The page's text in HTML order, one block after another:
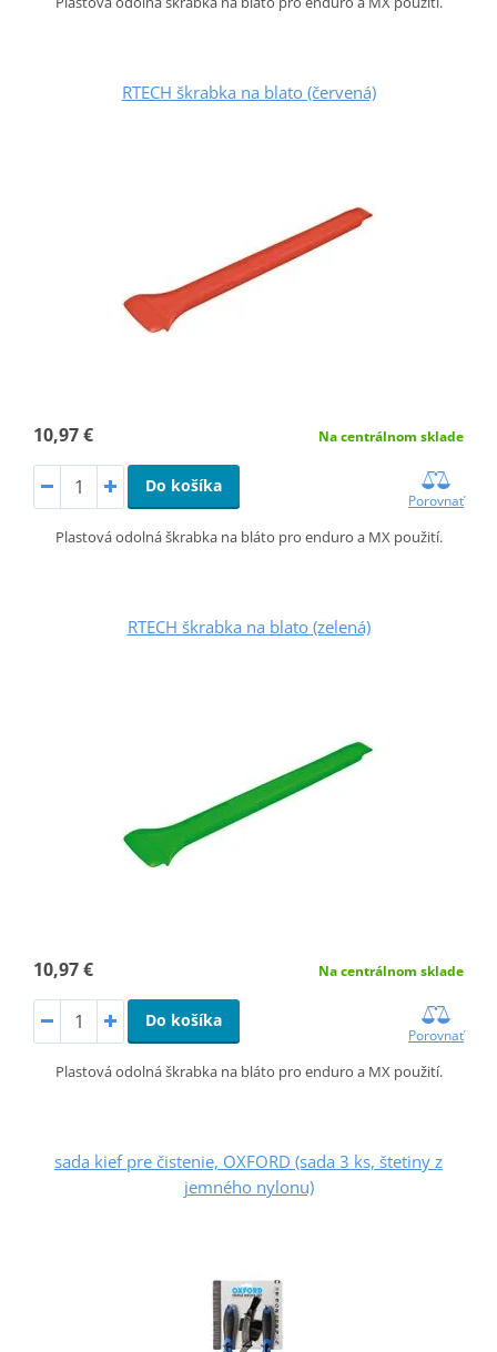
RTECH škrabka na blato (červená)
10,97 € Na centrálnom sklade
Do košíka
Porovnať
Plastová odolná škrabka na bláto pro enduro a MX použití.
RTECH škrabka na blato (zelená)
10,97 € Na centrálnom sklade
Do košíka
Porovnať
Plastová odolná škrabka na bláto pro enduro a MX použití.
sada kief pre čistenie, OXFORD (sada 3 ks, štetiny z
jemného nylonu)